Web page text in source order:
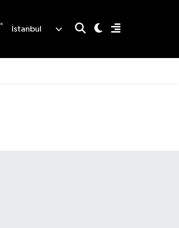
° İstanbul